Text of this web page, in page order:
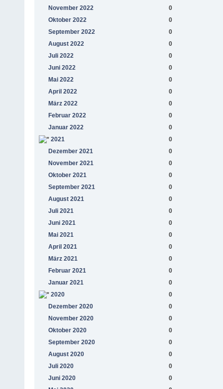
November 2022
0
Oktober 2022
0
September 2022
0
August 2022
0
Juli 2022
0
Juni 2022
0
Mai 2022
0
April 2022
0
März 2022
0
Februar 2022
0
Januar 2022
0
2021
0
Dezember 2021
0
November 2021
0
Oktober 2021
0
September 2021
0
August 2021
0
Juli 2021
0
Juni 2021
0
Mai 2021
0
April 2021
0
März 2021
0
Februar 2021
0
Januar 2021
0
2020
0
Dezember 2020
0
November 2020
0
Oktober 2020
0
September 2020
0
August 2020
0
Juli 2020
0
Juni 2020
0